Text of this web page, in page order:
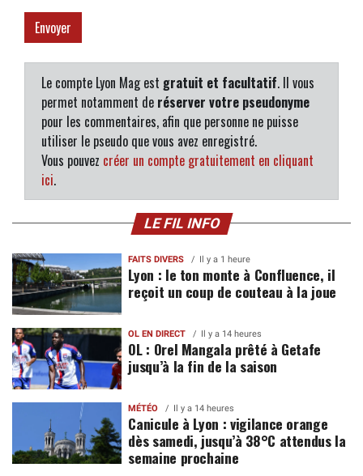
Le compte Lyon Mag est gratuit et facultatif. Il vous
permet notamment de réserver votre pseudonyme
pour les commentaires, afin que personne ne puisse
utiliser le pseudo que vous avez enregistré.
Vous pouvez créer un compte gratuitement en cliquant
ici.
LE FIL INFO
FAITS DIVERS Il y a 1 heure
Lyon : le ton monte à Confluence, il
reçoit un coup de couteau à la joue
OL EN DIRECT Il y a 14 heures
OL : Orel Mangala prêté à Getafe
jusqu’à la fin de la saison
MÉTÉO Il y a 14 heures
Canicule à Lyon : vigilance orange
dès samedi, jusqu’à 38°C attendus la
semaine prochaine